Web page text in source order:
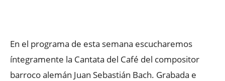
En el programa de esta semana escucharemos
íntegramente la Cantata del Café del compositor
barroco alemán Juan Sebastián Bach. Grabada e